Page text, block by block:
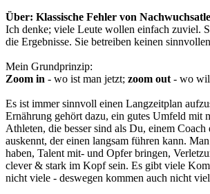
Über: Klassische Fehler von
Ich denke; viele Leute wollen einfach zuviel.
die Ergebnisse. Sie betreiben keinen
Mein Grundprinzip:
Zoom in - wo ist man jetzt; zoom out - wo
Es ist immer sinnvoll einen Langzeitplan
Ernährung gehört dazu, ein gutes Umfeld mit
Athleten, die besser sind als Du, einem
auskennt, der einen langsam führen kann.
haben, Talent mit- und Opfer bringen,
clever & stark im Kopf sein. Es gibt viele
nicht viele - deswegen kommen auch nicht